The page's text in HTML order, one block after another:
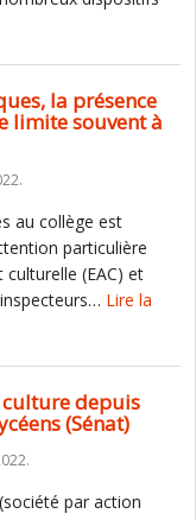
la présence
limite souvent à
au collège est
particulière
(EAC) et
Lire la
culture depuis
(Sénat)
par action